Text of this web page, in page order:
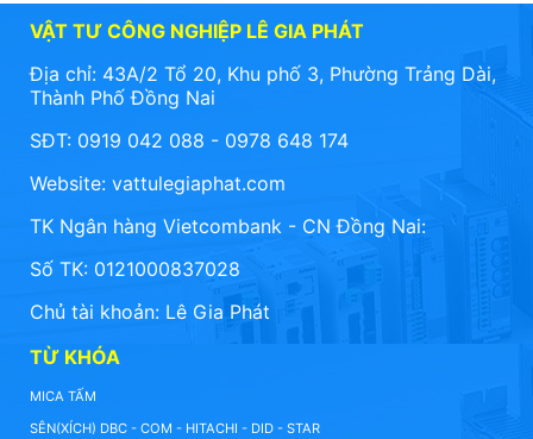
VẬT TƯ CÔNG NGHIỆP LÊ GIA PHÁT
Địa chỉ: 43A/2 Tổ 20, Khu phố 3, Phường Trảng Dài,
Thành Phố Đồng Nai
SĐT: 0919 042 088 - 0978 648 174
Website: vattulegiaphat.com
TK Ngân hàng Vietcombank - CN Đồng Nai:
Số TK: 0121000837028
Chủ tài khoản: Lê Gia Phát
TỪ KHÓA
MICA TẤM
SÊN(XÍCH) DBC - COM - HITACHI - DID - STAR